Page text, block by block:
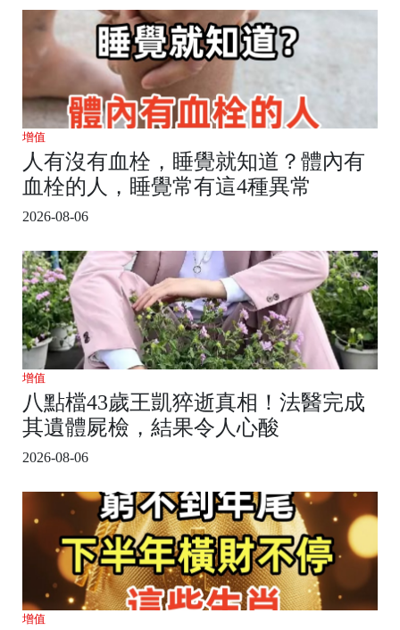
增值
人有沒有血栓，睡覺就知道？體內有
血栓的人，睡覺常有這4種異常
2026-08-06
增值
八點檔43歲王凱猝逝真相！法醫完成
其遺體屍檢，結果令人心酸
2026-08-06
增值